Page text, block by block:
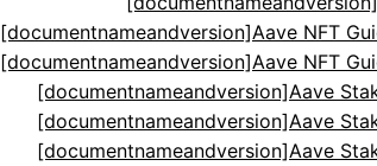
[documentnameandversion]Aave NFT
[documentnameandversion]Aave NFT
[documentnameandversion]Aave
[documentnameandversion]Aave
[documentnameandversion]Aave